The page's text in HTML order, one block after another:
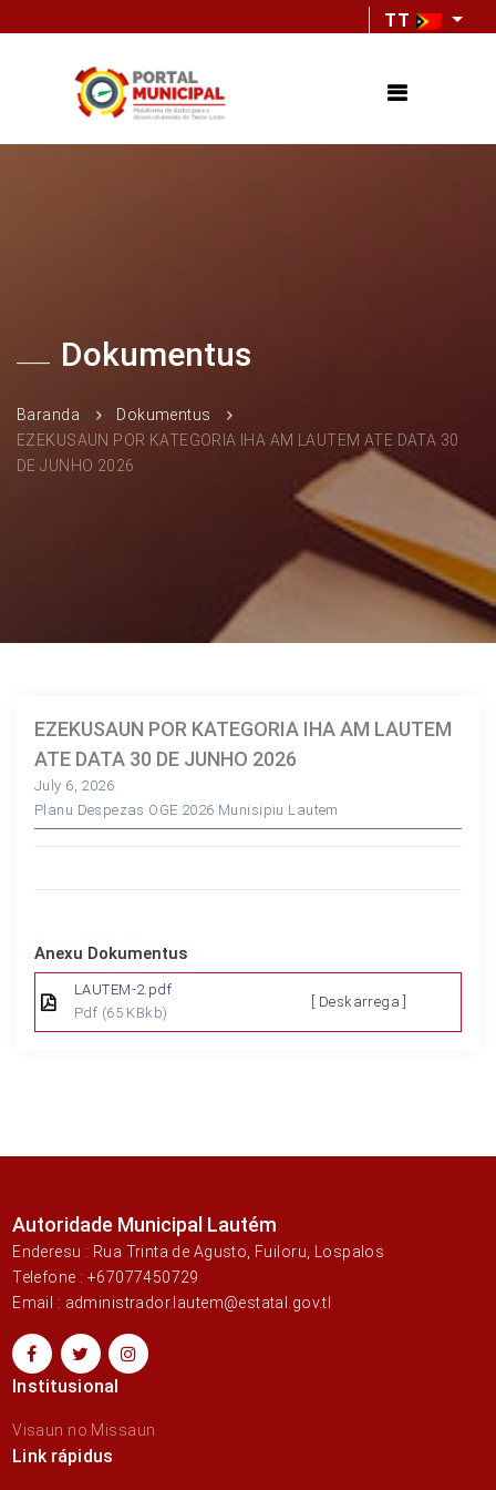
TT
Dokumentus
Baranda
Dokumentus
EZEKUSAUN POR KATEGORIA IHA AM LAUTEM ATE DATA 30
DE JUNHO 2026
EZEKUSAUN POR KATEGORIA IHA AM LAUTEM
ATE DATA 30 DE JUNHO 2026
July 6, 2026
Planu Despezas OGE 2026 Munisipiu Lautem
Anexu Dokumentus
LAUTEM-2.pdf
Pdf (65 KBkb)
[ Deskarrega ]
Autoridade Municipal Lautém
Enderesu : Rua Trinta de Agusto, Fuiloru, Lospalos
Telefone : +67077450729
Email : administrador.lautem@estatal.gov.tl
Institusional
Visaun no Missaun
Link rápidus